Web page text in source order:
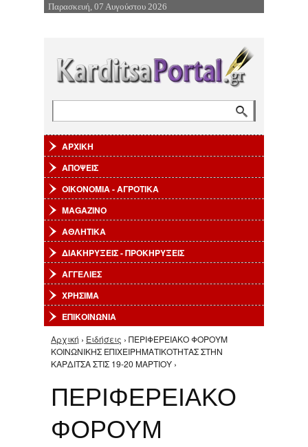
Επιστροφή στην Πλοήγηση
Παρασκευή, 07 Αυγούστου 2026
ΑΡΧΙΚΗ
ΑΠΟΨΕΙΣ
ΟΙΚΟΝΟΜΙΑ - ΑΓΡΟΤΙΚΑ
MAGAZINO
ΑΘΛΗΤΙΚΑ
ΔΙΑΚΗΡΥΞΕΙΣ - ΠΡΟΚΗΡΥΞΕΙΣ
ΑΓΓΕΛΙΕΣ
ΧΡΗΣΙΜΑ
ΕΠΙΚΟΙΝΩΝΙΑ
Είστε εδώ
Αρχική › Ειδήσεις › ΠΕΡΙΦΕΡΕΙΑΚΟ ΦΟΡΟΥΜ
ΚΟΙΝΩΝΙΚΗΣ ΕΠΙΧΕΙΡΗΜΑΤΙΚΟΤΗΤΑΣ ΣΤΗΝ
ΚΑΡΔΙΤΣΑ ΣΤΙΣ 19-20 ΜΑΡΤΙΟΥ ›
ΠΕΡΙΦΕΡΕΙΑΚΟ
ΦΟΡΟΥΜ